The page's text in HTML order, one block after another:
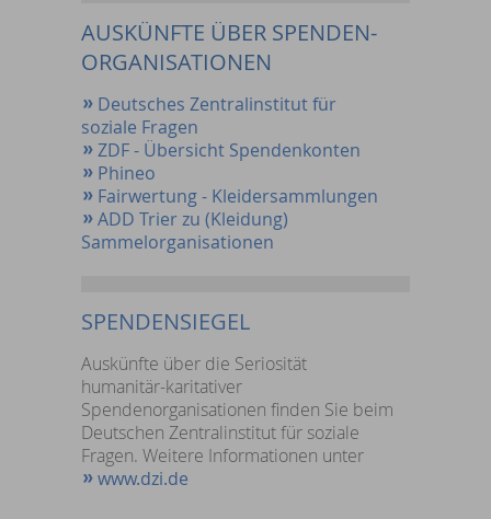
AUSKÜNFTE ÜBER SPENDEN-
ORGANISATIONEN
Deutsches Zentralinstitut für
soziale Fragen
ZDF - Übersicht Spendenkonten
Phineo
Fairwertung - Kleidersammlungen
ADD Trier zu (Kleidung)
Sammelorganisationen
SPENDENSIEGEL
Auskünfte über die Seriosität
humanitär-karitativer
Spendenorganisationen finden Sie beim
Deutschen Zentralinstitut für soziale
Fragen. Weitere Informationen unter
www.dzi.de